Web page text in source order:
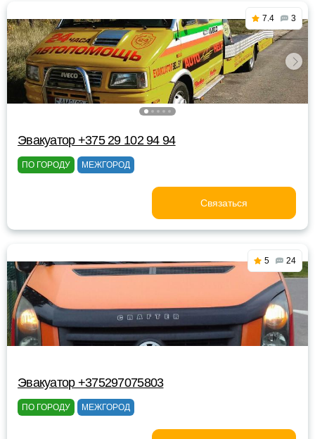
7.4 3
Эвакуатор +375 29 102 94 94
ПО ГОРОДУ МЕЖГОРОД
Связаться
5 24
Эвакуатор +375297075803
ПО ГОРОДУ МЕЖГОРОД